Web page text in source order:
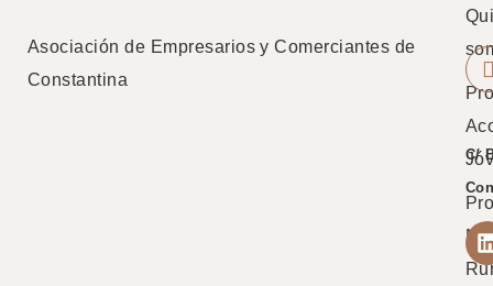
Asociación de Empresarios y Comerciantes de
Constantina
C/